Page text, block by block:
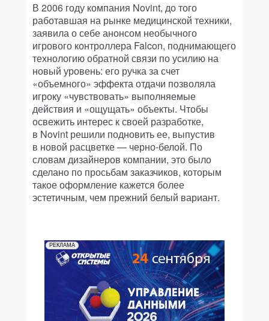
В 2006 году компания Novint, до того
работавшая на рынке медицинской техники,
заявила о себе анонсом необычного
игрового контроллера Falcon, поднимающего
технологию обратной связи по усилию на
новый уровень: его ручка за счет
«объемного» эффекта отдачи позволяла
игроку «чувствовать» выполняемые
действия и «ощущать» объекты. Чтобы
освежить интерес к своей разработке,
в Novint решили подновить ее, выпустив
в новой расцветке — черно-белой. По
словам дизайнеров компании, это было
сделано по просьбам заказчиков, которым
такое оформление кажется более
эстетичным, чем прежний белый вариант.
РЕКЛАМА